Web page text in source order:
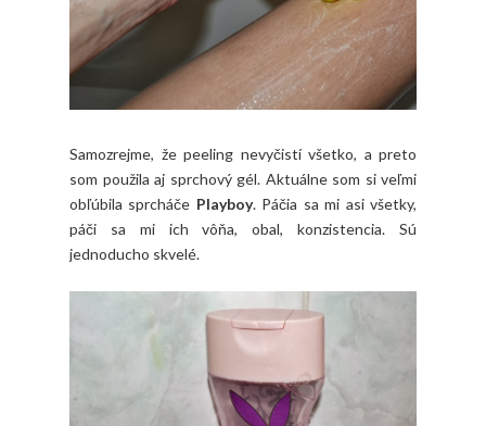
Samozrejme, že peeling nevyčistí všetko, a preto
som použila aj sprchový gél. Aktuálne som si veľmi
obľúbila sprcháče Playboy. Páčia sa mi asi všetky,
páči sa mi ich vôňa, obal, konzistencia. Sú
jednoducho skvelé.